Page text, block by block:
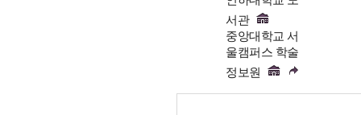
서관
중앙대학교 서
울캠퍼스 학술
정보원